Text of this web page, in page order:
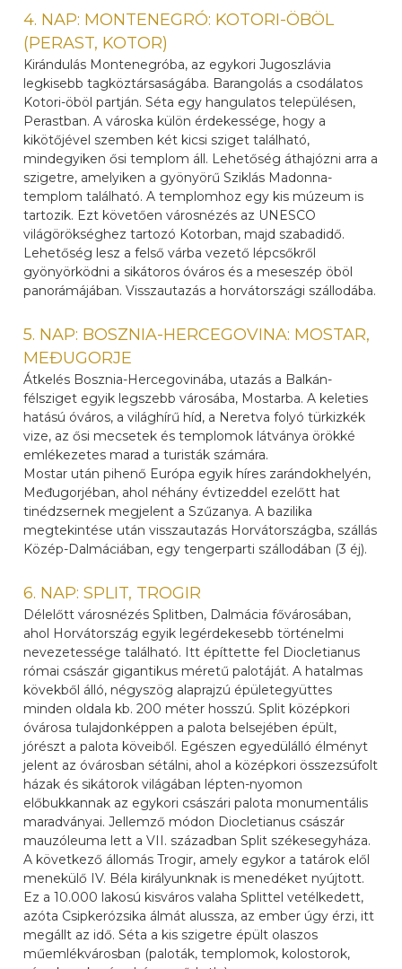
4. NAP: MONTENEGRÓ: KOTORI-ÖBÖL
(PERAST, KOTOR)
Kirándulás Montenegróba, az egykori Jugoszlávia
legkisebb tagköztársaságába. Barangolás a csodálatos
Kotori-öböl partján. Séta egy hangulatos településen,
Perastban. A városka külön érdekessége, hogy a
kikötőjével szemben két kicsi sziget található,
mindegyiken ősi templom áll. Lehetőség áthajózni arra a
szigetre, amelyiken a gyönyörű Sziklás Madonna-
templom található. A templomhoz egy kis múzeum is
tartozik. Ezt követően városnézés az UNESCO
világörökséghez tartozó Kotorban, majd szabadidő.
Lehetőség lesz a felső várba vezető lépcsőkről
gyönyörködni a sikátoros óváros és a meseszép öböl
panorámájában. Visszautazás a horvátországi szállodába.
5. NAP: BOSZNIA-HERCEGOVINA: MOSTAR,
MEĐUGORJE
Átkelés Bosznia-Hercegovinába, utazás a Balkán-
félsziget egyik legszebb városába, Mostarba. A keleties
hatású óváros, a világhírű híd, a Neretva folyó türkizkék
vize, az ősi mecsetek és templomok látványa örökké
emlékezetes marad a turisták számára.
Mostar után pihenő Európa egyik híres zarándokhelyén,
Međugorjéban, ahol néhány évtizeddel ezelőtt hat
tinédzsernek megjelent a Szűzanya. A bazilika
megtekintése után visszautazás Horvátországba, szállás
Közép-Dalmáciában, egy tengerparti szállodában (3 éj).
6. NAP: SPLIT, TROGIR
Délelőtt városnézés Splitben, Dalmácia fővárosában,
ahol Horvátország egyik legérdekesebb történelmi
nevezetessége található. Itt építtette fel Diocletianus
római császár gigantikus méretű palotáját. A hatalmas
kövekből álló, négyszög alaprajzú épületegyüttes
minden oldala kb. 200 méter hosszú. Split középkori
óvárosa tulajdonképpen a palota belsejében épült,
jórészt a palota köveiből. Egészen egyedülálló élményt
jelent az óvárosban sétálni, ahol a középkori összezsúfolt
házak és sikátorok világában lépten-nyomon
előbukkannak az egykori császári palota monumentális
maradványai. Jellemző módon Diocletianus császár
mauzóleuma lett a VII. században Split székesegyháza.
A következő állomás Trogir, amely egykor a tatárok elől
menekülő IV. Béla királyunknak is menedéket nyújtott.
Ez a 10.000 lakosú kisváros valaha Splittel vetélkedett,
azóta Csipkerózsika álmát alussza, az ember úgy érzi, itt
megállt az idő. Séta a kis szigetre épült olaszos
műemlékvárosban (paloták, templomok, kolostorok,